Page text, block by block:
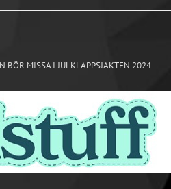
BÖR MISSA I JULKLAPPSJAKTEN 2024